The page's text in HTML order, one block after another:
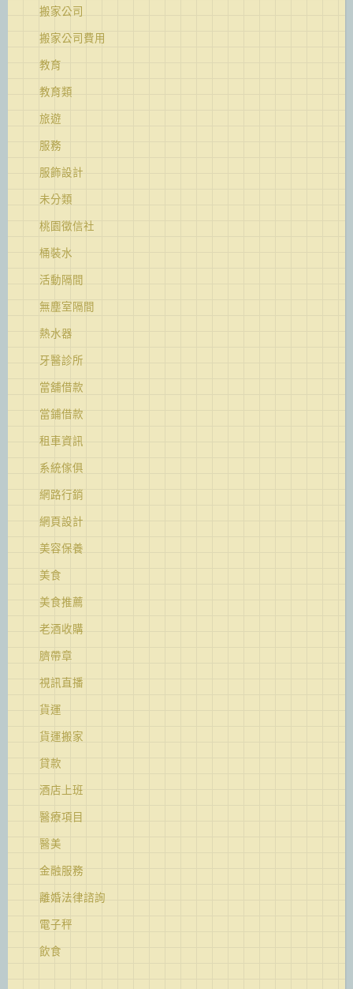
搬家公司
搬家公司費用
教育
教育類
旅遊
服務
服飾設計
未分類
桃園徵信社
桶裝水
活動隔間
無塵室隔間
熱水器
牙醫診所
當舖借款
當鋪借款
租車資訊
系統傢俱
網路行銷
網頁設計
美容保養
美食
美食推薦
老酒收購
臍帶章
視訊直播
貨運
貨運搬家
貸款
酒店上班
醫療項目
醫美
金融服務
離婚法律諮詢
電子秤
飲食